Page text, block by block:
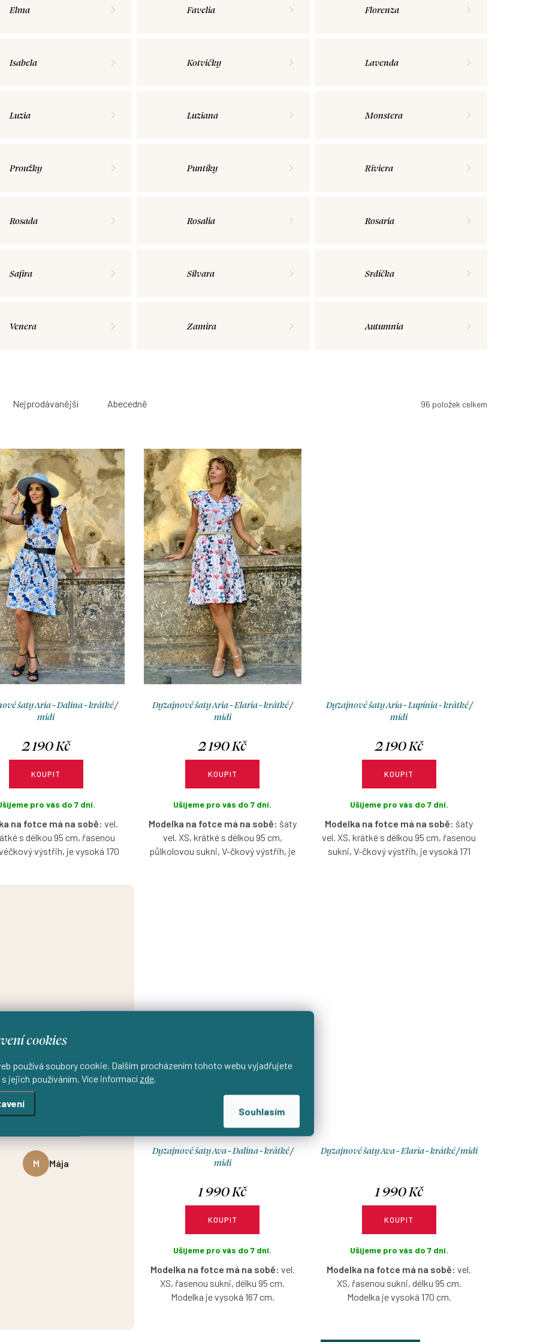
cookies
používá soubory cookie. Dalším procházením tohoto webu vyjadřujete
s jejich používáním. Více informací zde.
Souhlasím
Elma Favelia Florenza
Isabela Kotvičky Lavenda
Luzia Luziana Monstera
Proužky Puntíky Riviera
Rosada Rosalia Rosaria
Safira Silvara Srdíčka
Venera Zamira Autumnia
Nejprodávanější Abecedně 96 položek celkem
šaty Aria - Dalina - krátké /
midi
2 190 Kč
KOUPIT
pro vás do 7 dní.
na fotce má na sobě: vel.
s délkou 95 cm, řasenou
výstřih, je vysoká 170
Dyzajnové šaty Aria - Elaria - krátké /
midi
2 190 Kč
KOUPIT
Ušijeme pro vás do 7 dní.
Modelka na fotce má na sobě: šaty
vel. XS, krátké s délkou 95 cm,
půlkolovou sukni, V-čkový výstřih, je
Dyzajnové šaty Aria - Lupínia - krátké /
midi
2 190 Kč
KOUPIT
Ušijeme pro vás do 7 dní.
Modelka na fotce má na sobě: šaty
vel. XS, krátké s délkou 95 cm, řasenou
sukni, V-čkový výstřih, je vysoká 171
★★★★★
mnohé kúsky a ďalšie
ceste 🤭 Vždy som bola
Skvelá kvalita aj
M Mája
Dyzajnové šaty Ava - Dalina - krátké /
midi
1 990 Kč
KOUPIT
Ušijeme pro vás do 7 dní.
Modelka na fotce má na sobě: vel.
XS, řasenou sukni, délku 95 cm.
Modelka je vysoká 167 cm.
Dyzajnové šaty Ava - Elaria - krátké / midi
1 990 Kč
KOUPIT
Ušijeme pro vás do 7 dní.
Modelka na fotce má na sobě:vel.
XS, řasenou sukni, délku 95 cm.
Modelka je vysoká 170 cm.